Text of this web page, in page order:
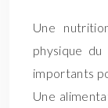
Une
physique
importants
Une